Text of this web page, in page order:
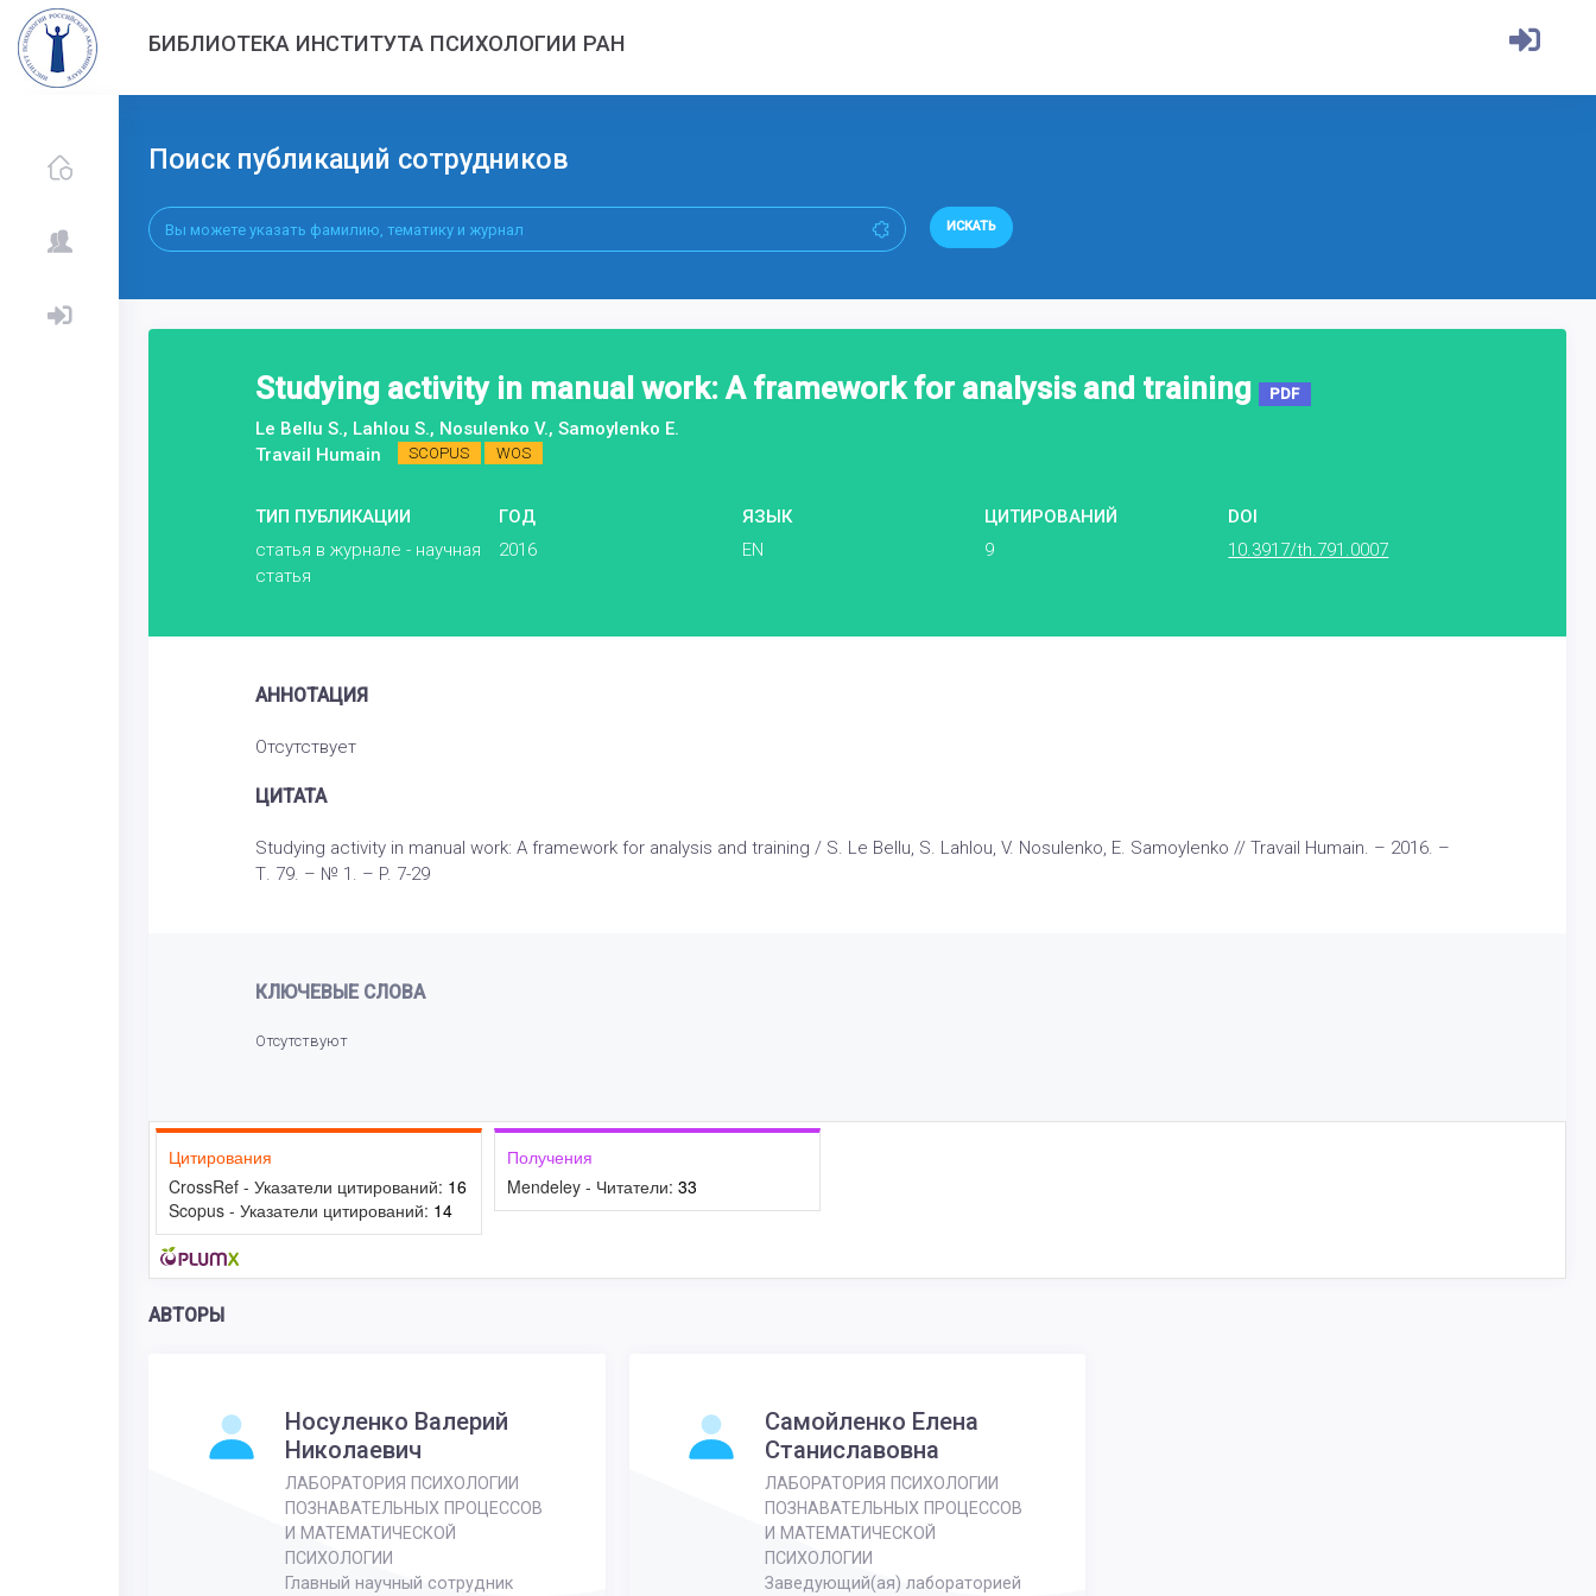
БИБЛИОТЕКА ИНСТИТУТА ПСИХОЛОГИИ РАН
Поиск публикаций сотрудников
ИСКАТЬ
Studying activity in manual work: A framework for analysis and training PDF
Le Bellu S., Lahlou S., Nosulenko V., Samoylenko E.
Travail Humain
SCOPUS WOS
ТИП ПУБЛИКАЦИИ
статья в журнале - научная
статья
ГОД
2016
ЯЗЫК
EN
ЦИТИРОВАНИЙ
9
DOI
10.3917/th.791.0007
АННОТАЦИЯ
Отсутствует
ЦИТАТА
Studying activity in manual work: A framework for analysis and training / S. Le Bellu, S. Lahlou, V. Nosulenko, E. Samoylenko // Travail Humain. – 2016. –
Т. 79. – № 1. – P. 7-29
КЛЮЧЕВЫЕ СЛОВА
Отсутствуют
Цитирования
CrossRef - Указатели цитирований: 16
Scopus - Указатели цитирований: 14
Получения
Mendeley - Читатели: 33
АВТОРЫ
Носуленко Валерий
Николаевич
ЛАБОРАТОРИЯ ПСИХОЛОГИИ
ПОЗНАВАТЕЛЬНЫХ ПРОЦЕССОВ
И МАТЕМАТИЧЕСКОЙ
ПСИХОЛОГИИ
Главный научный сотрудник
Самойленко Елена
Станиславовна
ЛАБОРАТОРИЯ ПСИХОЛОГИИ
ПОЗНАВАТЕЛЬНЫХ ПРОЦЕССОВ
И МАТЕМАТИЧЕСКОЙ
ПСИХОЛОГИИ
Заведующий(ая) лабораторией